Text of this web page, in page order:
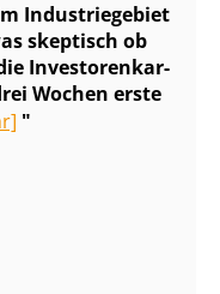
Industriegebiet
skeptisch ob
In­ves­to­ren­kar­
Wochen erste